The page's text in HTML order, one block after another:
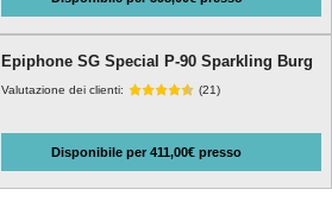
Epiphone SG Special P-90 Sparkling Burg
Valutazione dei clienti: (21)
Disponibile per 411,00€ presso